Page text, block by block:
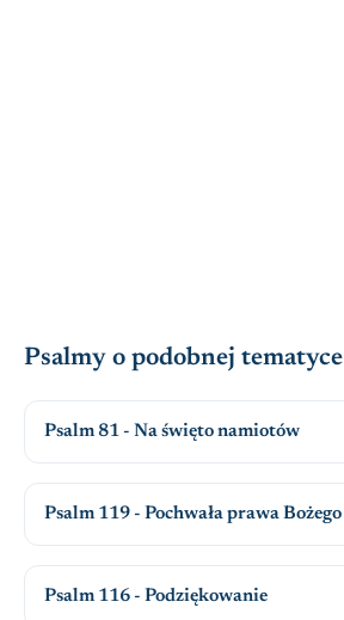
Psalmy o podobnej tematyce
Psalm 81 - Na święto namiotów
Psalm 119 - Pochwała prawa Bożego
Psalm 116 - Podziękowanie